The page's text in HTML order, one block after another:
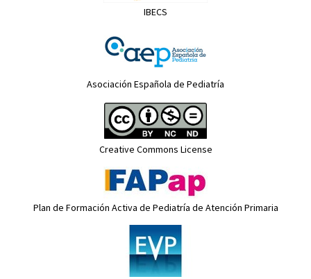
IBECS
Asociación Española de Pediatría
Creative Commons License
Plan de Formación Activa de Pediatría de Atención Primaria